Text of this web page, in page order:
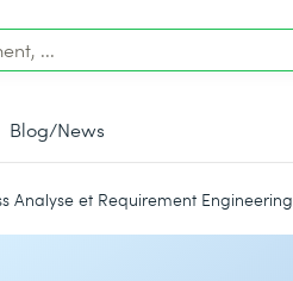
Blog/News
Analyse et Requirement Engineering